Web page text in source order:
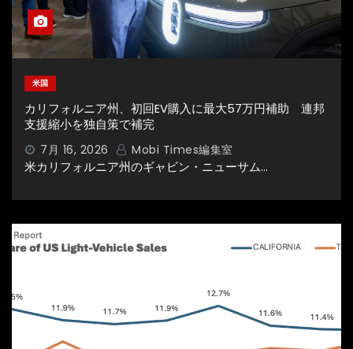
米国
カリフォルニア州、初回EV購入に最大57万円補助 連邦
支援縮小を独自策で補完
7月 16, 2026 Mobi Times編集室
米カリフォルニア州のギャビン・ニューサム…